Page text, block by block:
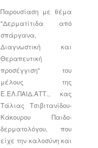
Παρουσίαση με θέμα
"Δερματίτιδα από
σπάργανα,
Διαγνωστική και
Θεραπευτική
προσέγγιση" του
μέλους της
Ε.ΕΛ.ΠΑΙΔ.ΑΤΤ., κας
Τάλιας Τσιβιτανίδου-
Κάκουρου Παιδο-
δερματολόγου​, που
είχε την καλοσύνη και